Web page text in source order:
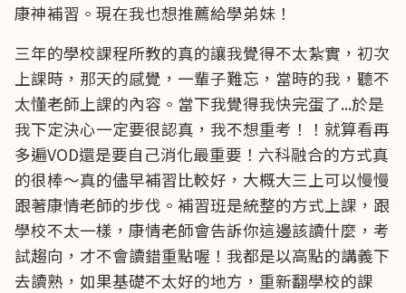
康神補習。現在我也想推薦給學弟妹！
三年的學校課程所教的真的讓我覺得不太紮實，初次
上課時，那天的感覺，一輩子難忘，當時的我，聽不
太懂老師上課的內容。當下我覺得我快完蛋了...於是
我下定決心一定要很認真，我不想重考！！就算看再
多遍VOD還是要自己消化最重要！六科融合的方式真
的很棒～真的儘早補習比較好，大概大三上可以慢慢
跟著康情老師的步伐。補習班是統整的方式上課，跟
學校不太一樣，康情老師會告訴你這邊該讀什麼，考
試趨向，才不會讀錯重點喔！我都是以高點的講義下
去讀熟，如果基礎不太好的地方，重新翻學校的課